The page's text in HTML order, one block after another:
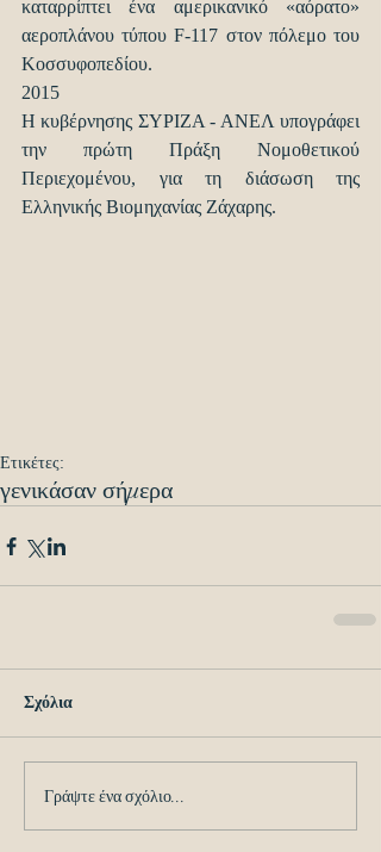
καταρρίπτει ένα αμερικανικό «αόρατο»
αεροπλάνου τύπου F-117 στον πόλεμο του
Κοσσυφοπεδίου.
2015
H κυβέρνησης ΣΥΡΙΖΑ - ΑΝΕΛ υπογράφει
την πρώτη Πράξη Νομοθετικού
Περιεχομένου, για τη διάσωση της
Ελληνικής Βιομηχανίας Ζάχαρης.
Ετικέτες:
γενικάσαν σήμερα
Σχόλια
Γράψτε ένα σχόλιο...